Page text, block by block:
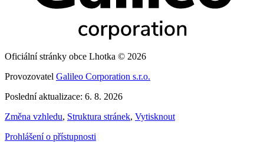
Oficiální stránky obce Lhotka © 2026
Provozovatel Galileo Corporation s.r.o.
Poslední aktualizace: 6. 8. 2026
Změna vzhledu, Struktura stránek, Vytisknout
Prohlášení o přístupnosti